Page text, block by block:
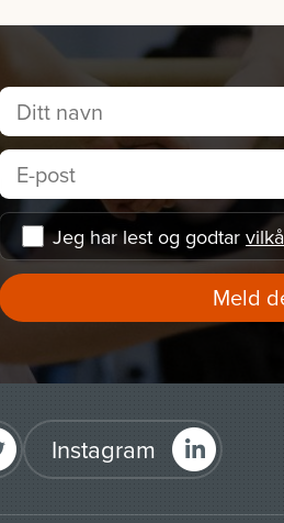
Jeg har lest og godtar
Meld
Instagram